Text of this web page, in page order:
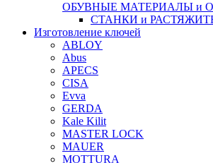
ОБУВНЫЕ МАТЕРИАЛЫ и
СТАНКИ и
Изготовление ключей
ABLOY
Abus
APECS
CISA
Evva
GERDA
Kale Kilit
MASTER LOCK
MAUER
MOTTURA